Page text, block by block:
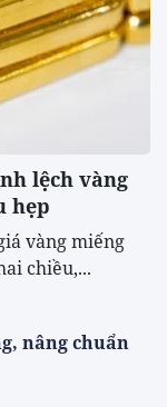
lệch vàng
hẹp
vàng miếng
chiều,...
nâng chuẩn